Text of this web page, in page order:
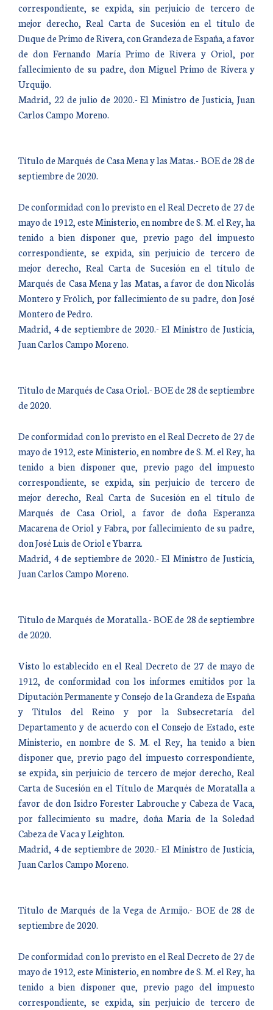
correspondiente, se expida, sin perjuicio de tercero de
mejor derecho, Real Carta de Sucesión en el título de
Duque de Primo de Rivera, con Grandeza de España, a favor
de don Fernando María Primo de Rivera y Oriol, por
fallecimiento de su padre, don Miguel Primo de Rivera y
Urquijo.
Madrid, 22 de julio de 2020.- El Ministro de Justicia, Juan
Carlos Campo Moreno.
Título de Marqués de Casa Mena y las Matas.- BOE de 28 de
septiembre de 2020.
De conformidad con lo previsto en el Real Decreto de 27 de
mayo de 1912, este Ministerio, en nombre de S. M. el Rey, ha
tenido a bien disponer que, previo pago del impuesto
correspondiente, se expida, sin perjuicio de tercero de
mejor derecho, Real Carta de Sucesión en el título de
Marqués de Casa Mena y las Matas, a favor de don Nicolás
Montero y Frölich, por fallecimiento de su padre, don José
Montero de Pedro.
Madrid, 4 de septiembre de 2020.- El Ministro de Justicia,
Juan Carlos Campo Moreno.
Título de Marqués de Casa Oriol.- BOE de 28 de septiembre
de 2020.
De conformidad con lo previsto en el Real Decreto de 27 de
mayo de 1912, este Ministerio, en nombre de S. M. el Rey, ha
tenido a bien disponer que, previo pago del impuesto
correspondiente, se expida, sin perjuicio de tercero de
mejor derecho, Real Carta de Sucesión en el título de
Marqués de Casa Oriol, a favor de doña Esperanza
Macarena de Oriol y Fabra, por fallecimiento de su padre,
don José Luis de Oriol e Ybarra.
Madrid, 4 de septiembre de 2020.- El Ministro de Justicia,
Juan Carlos Campo Moreno.
Título de Marqués de Moratalla.- BOE de 28 de septiembre
de 2020.
Visto lo establecido en el Real Decreto de 27 de mayo de
1912, de conformidad con los informes emitidos por la
Diputación Permanente y Consejo de la Grandeza de España
y Títulos del Reino y por la Subsecretaría del
Departamento y de acuerdo con el Consejo de Estado, este
Ministerio, en nombre de S. M. el Rey, ha tenido a bien
disponer que, previo pago del impuesto correspondiente,
se expida, sin perjuicio de tercero de mejor derecho, Real
Carta de Sucesión en el Título de Marqués de Moratalla a
favor de don Isidro Forester Labrouche y Cabeza de Vaca,
por fallecimiento su madre, doña Maria de la Soledad
Cabeza de Vaca y Leighton.
Madrid, 4 de septiembre de 2020.- El Ministro de Justicia,
Juan Carlos Campo Moreno.
Título de Marqués de la Vega de Armijo.- BOE de 28 de
septiembre de 2020.
De conformidad con lo previsto en el Real Decreto de 27 de
mayo de 1912, este Ministerio, en nombre de S. M. el Rey, ha
tenido a bien disponer que, previo pago del impuesto
correspondiente, se expida, sin perjuicio de tercero de